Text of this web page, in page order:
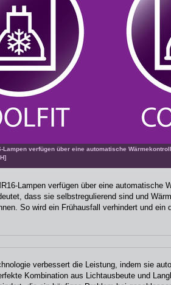
Lampen verfügen über eine automatische
Lampen verfügen über eine automatische
dass sie selbstregulierend sind und
So wird ein Frühausfall verhindert und ein
verbessert die Leistung, indem sie
Kombination aus Lichtausbeute und